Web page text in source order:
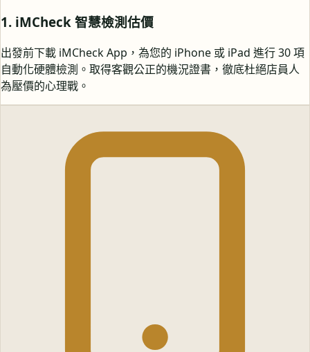
1. iMCheck 智慧檢測估價
出發前下載 iMCheck App，為您的 iPhone 或 iPad 進行 30 項
自動化硬體檢測。取得客觀公正的機況證書，徹底杜絕店員人
為壓價的心理戰。